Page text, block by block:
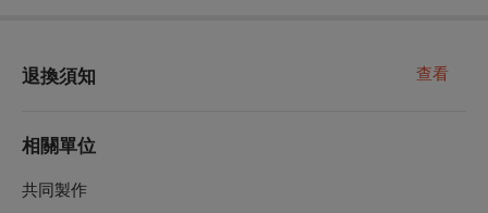
退換須知 查看
相關單位
共同製作